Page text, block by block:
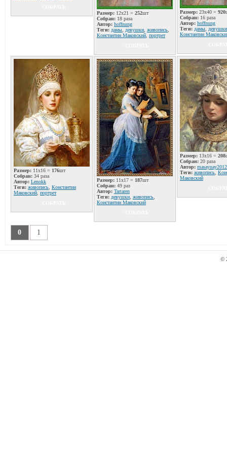
Размер: 12x21 = 252шт
Собран: 18 раза
Автор: hoffnung
Теги: дамы девушки живопись
Константин Маковский портрет
Размер: 23x40 = 920
Собран: 16 раза
Автор: hoffnung
Теги: дамы
девушки
Константин
Размер: 11x16 = 176шт
Собран: 34 раза
Автор: Lenokk
Теги: живопись Константин
Маковский портрет
Размер: 11x17 = 187шт
Собран: 49 раз
Автор: Tartaren
Теги: девушки живопись
Константин Маковский
Размер: 13x16 = 208
Собран: 20 раза
Автор: masaynay2012
Теги: живопись
Маковский
0 1
©